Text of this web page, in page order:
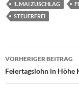
1. MAI ZUSCHLAG
STEUERFREI
VORHERIGER BEITRAG
Feiertagslohn in Höhe